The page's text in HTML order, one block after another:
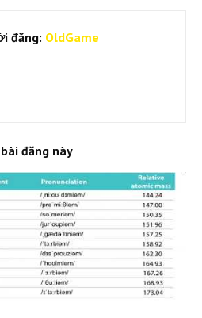
đăng: OldGame
đăng này